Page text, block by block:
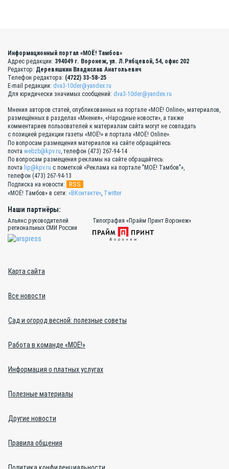
Информационный портал «МОЁ! Тамбов»
Адрес редакции: 394049 г. Воронеж, ул. Л.Рябцевой, 54, офис 202
Редактор: Деревяшкин Владислав Анатольевич
Телефон редактора: (4722) 33-58-25
E-mail редакции: dva3-10der@yandex.ru
Для юридически значимых сообщений: dva3-10der@yandex.ru
Мнения авторов статей, опубликованных на портале «МОЁ! Online», материалов,
размещённых в разделах «Мнения», «Народные новости», а также
комментариев пользователей к материалам сайта могут не совпадать
с позицией редакции газеты «МОЁ!» и портала «МОЁ! Online».
По вопросам размещения материалов на сайте обращайтесь:
почта webzb@kpv.ru, телефон (473) 267-94-14
По вопросам размещения рекламы на сайте обращайтесь:
почта lip@kpv.ru с пометкой «Реклама на портале "МОЁ! Тамбов"»,
телефон (473) 267-94-13
Подписка на новости:
RSS
«МОЁ! Тамбов» в сети: «ВКонтакте», Twitter
Наши партнёры:
Альянс руководителей
региональных СМИ России
Типография «Прайм Принт Воронеж»
Карта сайта
Все новости
Сад и огород весной: полезные советы
Работа в команде «МОЁ!»
Информация о платных услугах
Полезные материалы
Другие новости
Правила общения